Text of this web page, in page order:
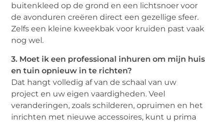
buitenkleed op de grond en een lichtsnoer voor
de avonduren creëren direct een gezellige sfeer.
Zelfs een kleine kweekbak voor kruiden past vaak
nog wel.
3. Moet ik een professional inhuren om mijn huis
en tuin opnieuw in te richten?
Dat hangt volledig af van de schaal van uw
project en uw eigen vaardigheden. Veel
veranderingen, zoals schilderen, opruimen en het
inrichten met nieuwe accessoires, kunt u prima